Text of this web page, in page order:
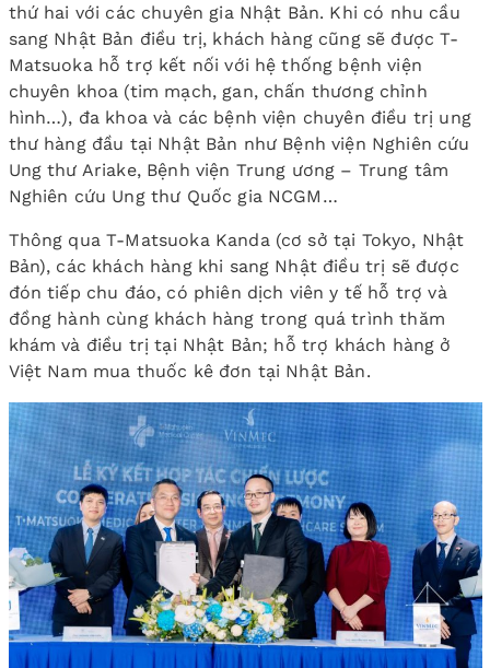
thứ hai với các chuyên gia Nhật Bản. Khi có nhu cầu
sang Nhật Bản điều trị, khách hàng cũng sẽ được T-
Matsuoka hỗ trợ kết nối với hệ thống bệnh viện
chuyên khoa (tim mạch, gan, chấn thương chỉnh
hình…), đa khoa và các bệnh viện chuyên điều trị ung
thư hàng đầu tại Nhật Bản như Bệnh viện Nghiên cứu
Ung thư Ariake, Bệnh viện Trung ương – Trung tâm
Nghiên cứu Ung thư Quốc gia NCGM…
Thông qua T-Matsuoka Kanda (cơ sở tại Tokyo, Nhật
Bản), các khách hàng khi sang Nhật điều trị sẽ được
đón tiếp chu đáo, có phiên dịch viên y tế hỗ trợ và
đồng hành cùng khách hàng trong quá trình thăm
khám và điều trị tại Nhật Bản; hỗ trợ khách hàng ở
Việt Nam mua thuốc kê đơn tại Nhật Bản.